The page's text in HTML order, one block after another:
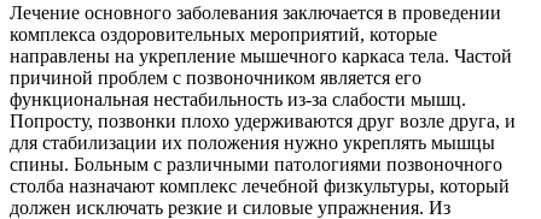
Лечение основного заболевания заключается в проведении
комплекса оздоровительных мероприятий, которые
направлены на укрепление мышечного каркаса тела. Частой
причиной проблем с позвоночником является его
функциональная нестабильность из-за слабости мышц.
Попросту, позвонки плохо удерживаются друг возле друга, и
для стабилизации их положения нужно укреплять мышцы
спины. Больным с различными патологиями позвоночного
столба назначают комплекс лечебной физкультуры, который
должен исключать резкие и силовые упражнения. Из